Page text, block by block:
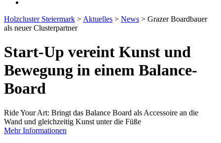
Holzcluster Steiermark > Aktuelles > News > Grazer Boardbauer
als neuer Clusterpartner
Start-Up vereint Kunst und
Bewegung in einem Balance-
Board
Ride Your Art: Bringt das Balance Board als Accessoire an die
Wand und gleichzeitig Kunst unter die Füße
Mehr Informationen